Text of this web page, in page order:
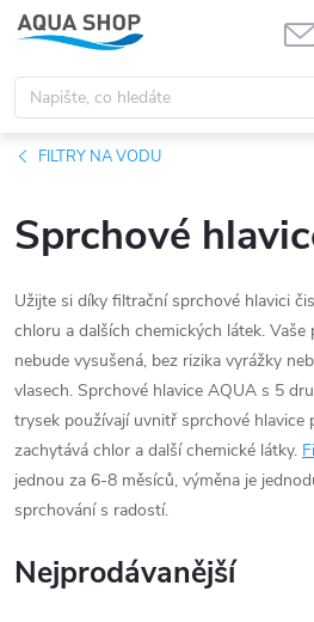
Přejít
na
obsah
FILTRY NA VODU
Sprchové
Užijte si díky filtrační sprchové hlavici
chloru a dalších chemických látek. Vaše
nebude vysušená, bez rizika vyrážky
vlasech. Sprchové hlavice AQUA s 5
trysek používají uvnitř sprchové
zachytává chlor a další chemické látky.
jednou za 6-8 měsíců, výměna je
sprchování s radostí.
Nejprodávanější